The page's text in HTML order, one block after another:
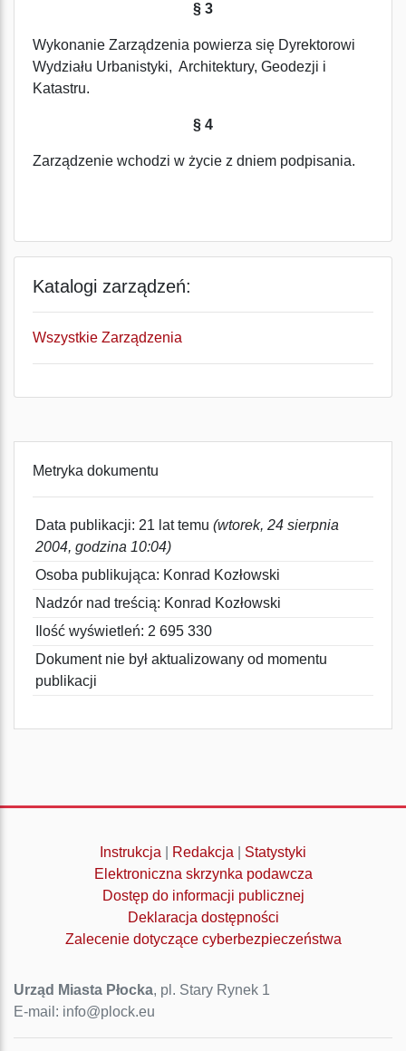
§ 3
Wykonanie Zarządzenia powierza się Dyrektorowi
Wydziału Urbanistyki, Architektury, Geodezji i
Katastru.
§ 4
Zarządzenie wchodzi w życie z dniem podpisania.
Katalogi zarządzeń:
Wszystkie Zarządzenia
Metryka dokumentu
Data publikacji: 21 lat temu (wtorek, 24 sierpnia
2004, godzina 10:04)
Osoba publikująca: Konrad Kozłowski
Nadzór nad treścią: Konrad Kozłowski
Ilość wyświetleń: 2 695 330
Dokument nie był aktualizowany od momentu
publikacji
Instrukcja Redakcja
Statystyki
Elektroniczna skrzynka podawcza
Dostęp do informacji publicznej
Deklaracja dostępności
Zalecenie dotyczące cyberbezpieczeństwa
Urząd Miasta Płocka, pl. Stary Rynek 1
E-mail: info@plock.eu